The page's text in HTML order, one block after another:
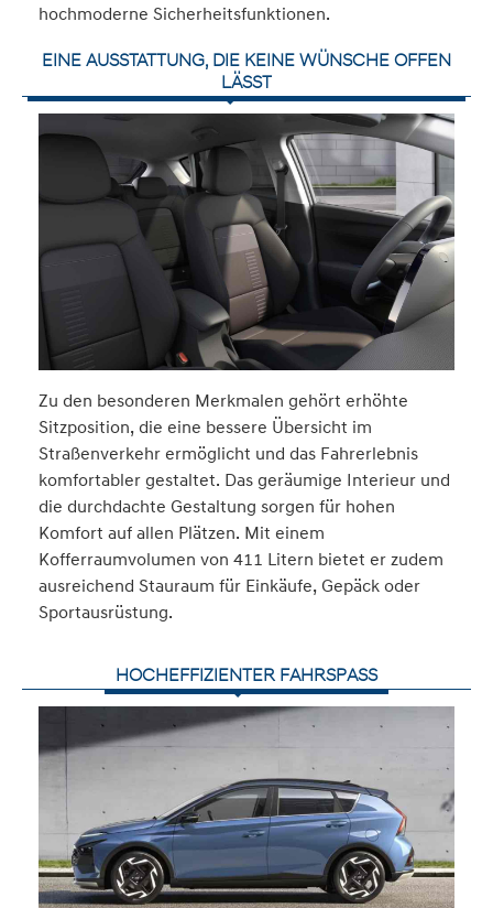
hochmoderne Sicherheitsfunktionen.
EINE AUSSTATTUNG, DIE KEINE WÜNSCHE OFFEN
LÄSST
Zu den besonderen Merkmalen gehört erhöhte
Sitzposition, die eine bessere Übersicht im
Straßenverkehr ermöglicht und das Fahrerlebnis
komfortabler gestaltet. Das geräumige Interieur und
die durchdachte Gestaltung sorgen für hohen
Komfort auf allen Plätzen. Mit einem
Kofferraumvolumen von 411 Litern bietet er zudem
ausreichend Stauraum für Einkäufe, Gepäck oder
Sportausrüstung.
HOCHEFFIZIENTER FAHRSPASS